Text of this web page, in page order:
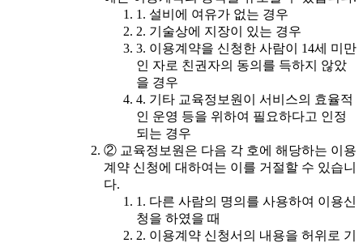
1. 설비에 여유가 없는 경우
2. 기술상에 지장이 있는 경우
3. 이용계약을 신청한 사람이 14세 미만
인 자로 친권자의 동의를 득하지 않았
을 경우
4. 기타 교육정보원이 서비스의 효율적
인 운영 등을 위하여 필요하다고 인정
되는 경우
② 교육정보원은 다음 각 호에 해당하는 이용
계약 신청에 대하여는 이를 거절할 수 있습니
다.
1. 다른 사람의 명의를 사용하여 이용신
청을 하였을 때
2. 이용계약 신청서의 내용을 허위로 기